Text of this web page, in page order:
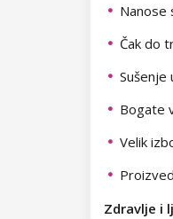
Nanose
Čak do
Sušenje
Bogate
Velik
Zdravlje i